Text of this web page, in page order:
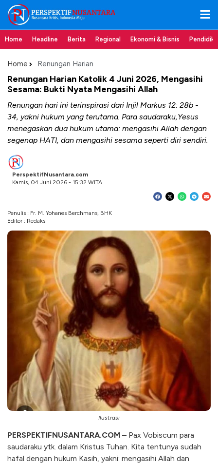
Home Headline Berita Regional Ekonomi & Bisnis
Home Renungan Harian
Renungan Harian Katolik 4 Juni 2026, Mengasihi
Sesama: Bukti Nyata Mengasihi Allah
Renungan hari ini terinspirasi dari Injil Markus 12: 28b -
34, yakni hukum yang terutama. Para saudaraku,Yesus
menegaskan dua hukum utama: mengasihi Allah dengan
segenap HATI, dan mengasihi sesama seperti diri sendiri.
PerspektifNusantara.com
Kamis, 04 Juni 2026 - 15:32 WITA
Penulis : Fr. M. Yohanes Berchmans, BHK
Editor : Redaksi
Ilustrasi
PERSPEKTIFNUSANTARA.COM – Pax Vobiscum para
saudaraku ytk. dalam Kristus Tuhan. Kita tentunya sudah
hafal dengan hukum Kasih, yakni: mengasihi Allah dan